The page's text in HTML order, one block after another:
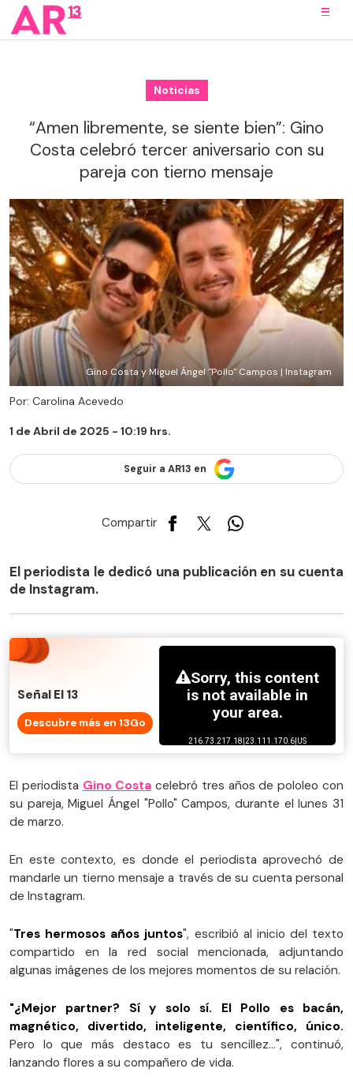
Noticias
“Amen libremente, se siente bien”: Gino
Costa celebró tercer aniversario con su
pareja con tierno mensaje
Gino Costa y Miguel Ángel "Pollo" Campos | Instagram
Por: Carolina Acevedo
1 de Abril de 2025 - 10:19 hrs.
Seguir a AR13 en
Compartir
El periodista le dedicó una publicación en su cuenta
de Instagram.
Señal El 13
Descubre más en 13Go
El periodista Gino Costa celebró tres años de pololeo con
su pareja, Miguel Ángel "Pollo" Campos, durante el lunes 31
de marzo.
En este contexto, es donde el periodista aprovechó de
mandarle un tierno mensaje a través de su cuenta personal
de Instagram.
"Tres hermosos años juntos", escribió al inicio del texto
compartido en la red social mencionada, adjuntando
algunas imágenes de los mejores momentos de su relación.
"¿Mejor partner? Sí y solo sí. El Pollo es bacán,
magnético, divertido, inteligente, científico, único.
Pero lo que más destaco es tu sencillez…", continuó,
lanzando flores a su compañero de vida.